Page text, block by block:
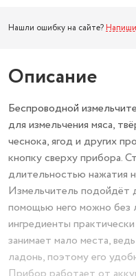
Нашли ошибку на сайте?
Описание
Беспроводной
для измельчения мяса,
чеснока, ягод и других
кнопку сверху прибора.
длительностью нажатия
Измельчитель подойдёт
помощью него можно без
ингредиенты
занимает мало места,
ладонь, поэтому его